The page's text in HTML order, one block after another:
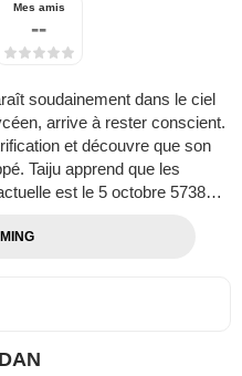
Mes amis
--
soudainement dans le ciel
arrive à rester conscient.
et découvre que son
Taiju apprend que les
est le 5 octobre 5738…